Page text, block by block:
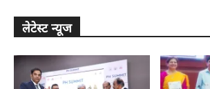
लेटेस्ट न्यूज